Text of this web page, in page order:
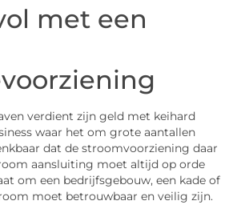
met een
verdient zijn geld met keihard
waar het om grote aantallen
dat de stroomvoorziening daar
aansluiting moet altijd op orde
om een bedrijfsgebouw, een kade of
moet betrouwbaar en veilig zijn.